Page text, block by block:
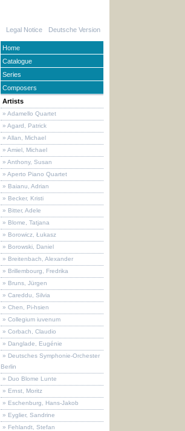
Deutsche Version
Legal Notice
Home
Catalogue
Series
Composers
Artists
» Adamello Quartet
» Agard, Patrick
» Allan, Michael
» Amiel, Michael
» Anthony, Susan
» Aperto Piano Quartet
» Baianu, Adrian
» Becker, Kristi
» Bitter, Adele
» Blome, Tatjana
» Borowicz, Łukasz
» Borowski, Daniel
» Breitenbach, Alexander
» Brillembourg, Fredrika
» Bruns, Jürgen
» Careddu, Silvia
» Chen, Pi-hsien
» Collegium iuvenum
» Corbach, Claudio
» Danglade, Eugénie
» Deutsches Symphonie-Orchester
Berlin
» Duo Blome Lunte
» Ernst, Moritz
» Eschenburg, Hans-Jakob
» Eyglier, Sandrine
» Fehlandt, Stefan